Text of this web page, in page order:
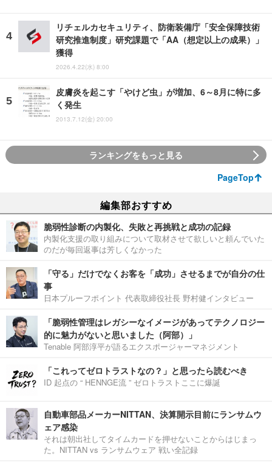
リチェルカセキュリティ、防衛装備庁「安全保障技術
研究推進制度」研究課題で「AA（想定以上の成果）」
獲得
2026.4.22(水) 8:00
皮膚炎を起こす「やけど虫」が増加、6～8月に特に多
く発生
2013.7.12(金) 20:00
ランキングをもっと見る
PageTop
編集部おすすめ
脆弱性診断の内製化、失敗と再挑戦と成功の記録
内製化支援の取り組みについて取材させて欲しいと頼んでいた
のだが毎回返事は芳しくなかった
「守る」だけでなくお客を「成功」させるまでが自分の仕
事
日本プルーフポイント 代表取締役社長 野村健インタビュー
「脆弱性管理はレガシーなイメージがあってテクノロジー
的に魅力がないと思いました（阿部）」
Tenable 阿部淳平が語るエクスポージャーマネジメント
「これってゼロトラストなの？」と思ったら読むべき
ID 起点の “ HENNGE流 ” ゼロトラストここに爆誕
自動車部品メーカーNITTAN、決算開示目前にランサムウ
ェア感染
それは朝出社してタイムカードを押せないことからはじまっ
た。NITTAN vs ランサムウェア 戦い全記録